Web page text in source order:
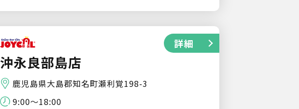
沖永良部島店
鹿児島県大島郡知名町瀬利覚198-3
9:00～18:00
詳細